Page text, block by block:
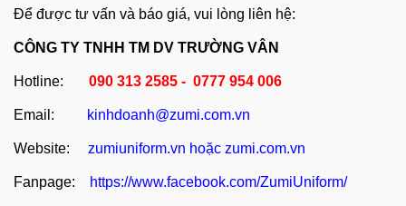
Để được tư vấn và báo giá, vui lòng liên hệ:
CÔNG TY TNHH TM DV TRƯỜNG VÂN
Hotline: 090 313 2585 - 0777 954 006
Email: kinhdoanh@zumi.com.vn
Website: zumiuniform.vn hoặc zumi.com.vn
Fanpage: https://www.facebook.com/ZumiUniform/